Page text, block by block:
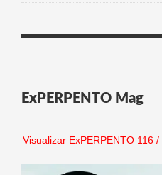
ExPERPENTO Mag
Visualizar ExPERPENTO 116/